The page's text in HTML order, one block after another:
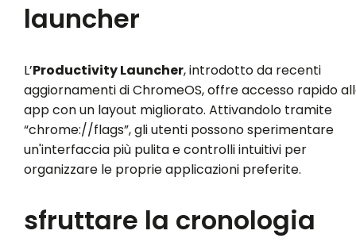
launcher
L’Productivity Launcher, introdotto da recenti
aggiornamenti di ChromeOS, offre accesso rapido
app con un layout migliorato. Attivandolo tramite
“chrome://flags”, gli utenti possono sperimentare
un'interfaccia più pulita e controlli intuitivi per
organizzare le proprie applicazioni preferite.
sfruttare la cronologia